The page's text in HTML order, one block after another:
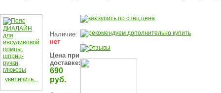
увеличить...
Наличие:
нет
Цена при
доставке:
690
руб.